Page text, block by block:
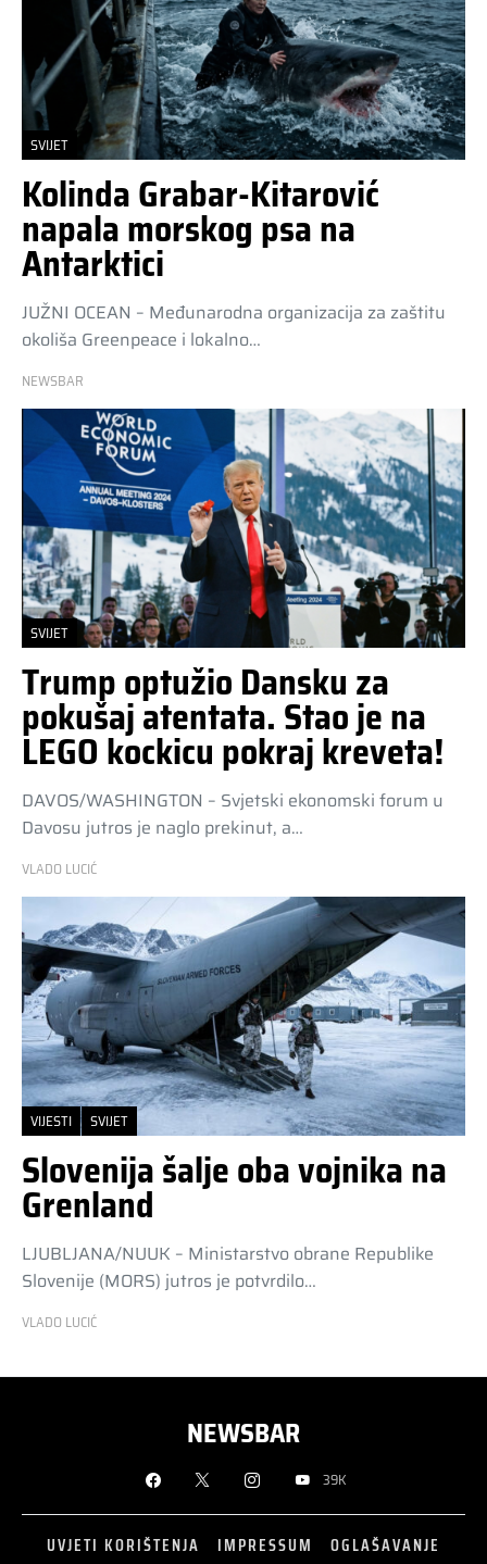
SVIJET
Kolinda Grabar-Kitarović
napala morskog psa na
Antarktici
JUŽNI OCEAN – Međunarodna organizacija za zaštitu
okoliša Greenpeace i lokalno…
NEWSBAR
SVIJET
Trump optužio Dansku za
pokušaj atentata. Stao je na
LEGO kockicu pokraj kreveta!
DAVOS/WASHINGTON – Svjetski ekonomski forum u
Davosu jutros je naglo prekinut, a…
VLADO LUCIĆ
VIJESTI SVIJET
Slovenija šalje oba vojnika na
Grenland
LJUBLJANA/NUUK – Ministarstvo obrane Republike
Slovenije (MORS) jutros je potvrdilo…
VLADO LUCIĆ
NEWSBAR
39K
UVJETI KORIŠTENJA IMPRESSUM
OGLAŠAVANJE